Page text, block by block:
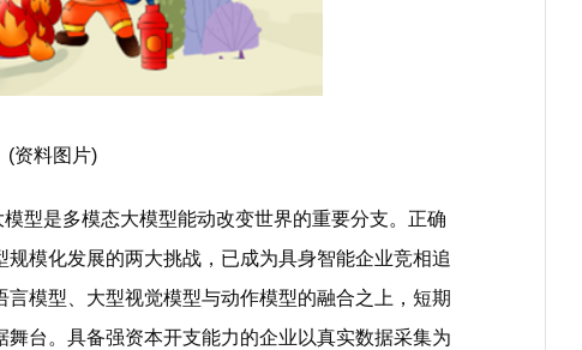
(资料图片)
型是多模态大模型能动改变世界的重要分支。正确
模化发展的两大挑战，已成为具身智能企业竞相追
模型、大型视觉模型与动作模型的融合之上，短期
台。具备强资本开支能力的企业以真实数据采集为